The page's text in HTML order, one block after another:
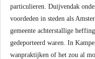
particulieren. Duijvendak
voordeden in steden als
gemeente achterstallige
gedeporteerd waren. In
wanpraktijken of het zou al